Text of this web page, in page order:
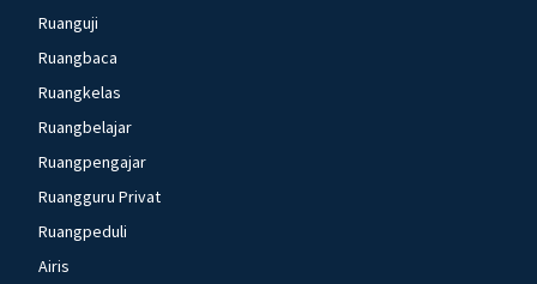
Ruanguji
Ruangbaca
Ruangkelas
Ruangbelajar
Ruangpengajar
Ruangguru Privat
Ruangpeduli
Airis